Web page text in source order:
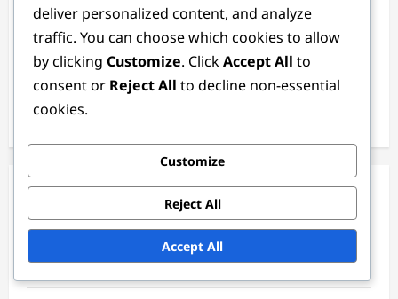
Médio de Backup: Versatilidade, Prontidão, Apoio
Estatísticas do Defensor: Métricas de desempenho,
Análise, Comparações
Equipamento de Médio-Campo: Equipamentos,
Calçado, Equipamento de Proteção
deliver personalized content, and analyze
traffic. You can choose which cookies to allow
by clicking Customize. ClickAccept All to
consent or Reject All to decline non-essential
cookies.
Customize
Reject All
Accept All